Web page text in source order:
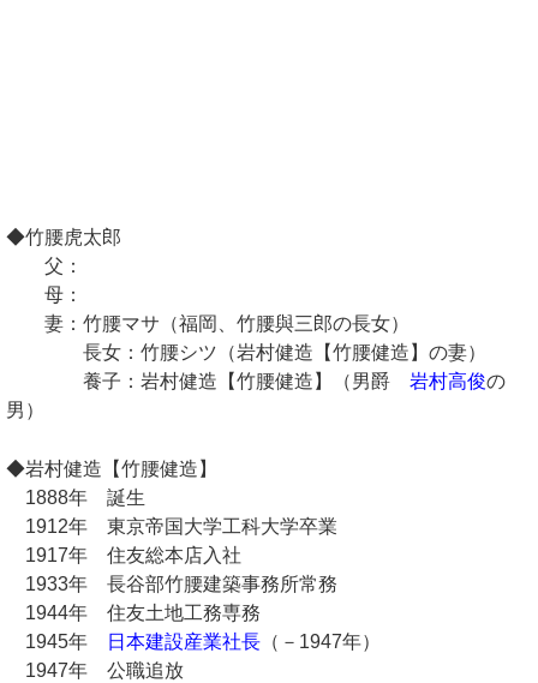
◆竹腰虎太郎
父：
母：
妻：竹腰マサ（福岡、竹腰與三郎の長女）
長女：竹腰シツ（岩村健造【竹腰健造】の妻）
養子：岩村健造【竹腰健造】（男爵 岩村高俊の
男）
◆岩村健造【竹腰健造】
1888年 誕生
1912年 東京帝国大学工科大学卒業
1917年 住友総本店入社
1933年 長谷部竹腰建築事務所常務
1944年 住友土地工務専務
1945年
日本建設産業社長（－1947年）
1947年 公職追放